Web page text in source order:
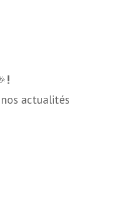
actualités